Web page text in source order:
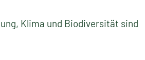
Klima und Biodiversität sind